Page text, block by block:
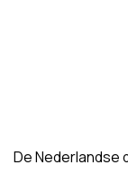
De Nederlandse